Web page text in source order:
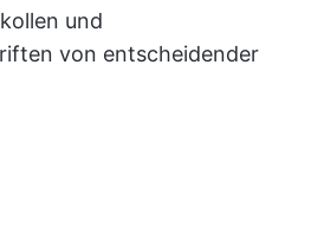
und
von entscheidender